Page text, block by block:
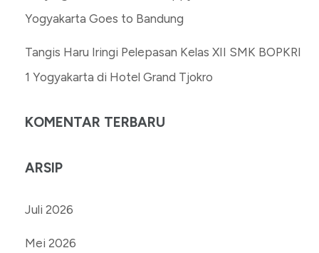
Yogyakarta Goes to Bandung
Tangis Haru Iringi Pelepasan Kelas XII SMK BOPKRI
1 Yogyakarta di Hotel Grand Tjokro
KOMENTAR TERBARU
ARSIP
Juli 2026
Mei 2026